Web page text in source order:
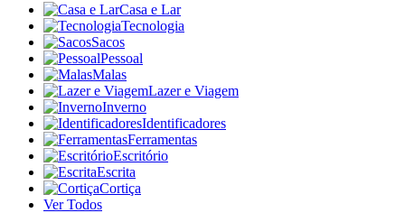
Casa e Lar
Tecnologia
Sacos
Pessoal
Malas
Lazer e Viagem
Inverno
Identificadores
Ferramentas
Escritório
Escrita
Cortiça
Ver Todos